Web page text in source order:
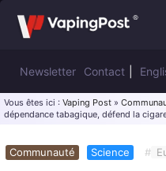
Newsletter Contact
Vous êtes ici : Vaping Post »
dépendance tabagique, défend la
Communauté Science #